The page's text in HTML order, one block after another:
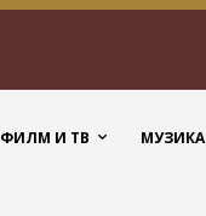
ФИЛМ И ТВ МУЗИКА